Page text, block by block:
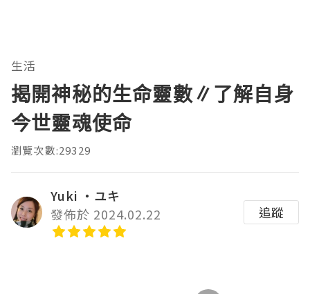
生活
揭開神秘的生命靈數∥了解自身
今世靈魂使命
瀏覽次數:29329
Yuki ‧ユキ
發佈於 2024.02.22
追蹤